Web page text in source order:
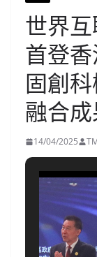
世界
首登
固創
融合
14/04/2025